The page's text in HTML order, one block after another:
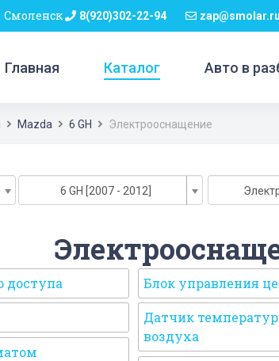
Смоленск 8(920)302-22-94 zap@smolar.ru
Главная Каталог Авто в
Mazda 6 GH Электрооснащение
6 GH [2007 - 2012]
доступа Блок управления
Датчик
воздуха